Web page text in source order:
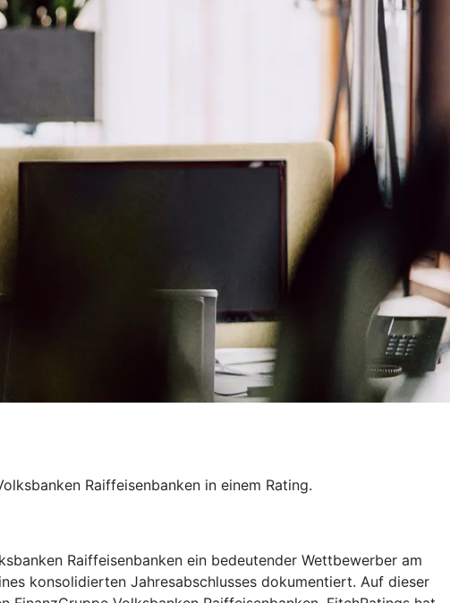
Raiffeisenbanken in einem Rating.
Raiffeisenbanken ein bedeutender Wettbewerber am
konsolidierten Jahresabschlusses dokumentiert. Auf dieser